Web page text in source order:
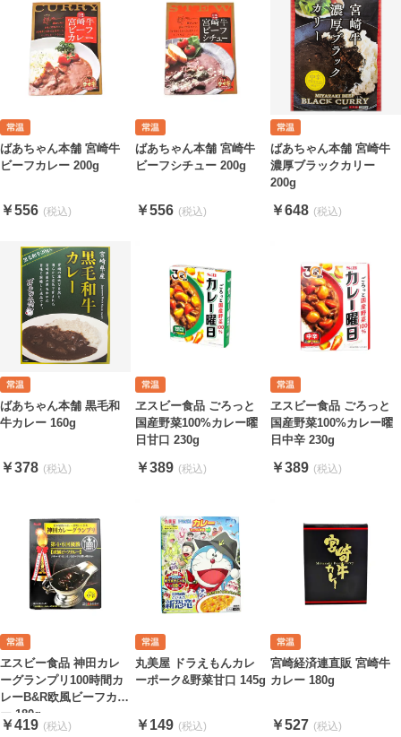
ばあちゃん本舗 宮崎牛
ビーフカレー 200g
￥556
ばあちゃん本舗 宮崎牛
ビーフシチュー 200g
￥556
ばあちゃん本舗 宮崎牛
濃厚ブラックカリー
200g
￥648
ばあちゃん本舗 黒毛和
牛カレー 160g
￥378
ヱスビー食品 ごろっと
国産野菜100%カレー曜
日甘口 230g
￥389
ヱスビー食品 ごろっと
国産野菜100%カレー曜
日中辛 230g
￥389
ヱスビー食品 神田カレ
ーグランプリ100時間カ
レーB&R欧風ビーフカレ
ー 180g
￥419
丸美屋 ドラえもんカレ
ーポーク&野菜甘口 145g
￥149
宮崎経済連直販 宮崎牛
カレー 180g
￥527